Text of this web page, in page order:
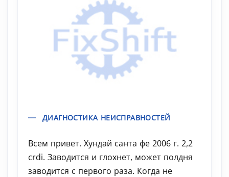
ДИАГНОСТИКА НЕИСПРАВНОСТЕЙ
Всем привет. Хундай санта фе 2006 г. 2,2
crdi. Заводится и глохнет, может полдня
заводится с первого раза. Когда не